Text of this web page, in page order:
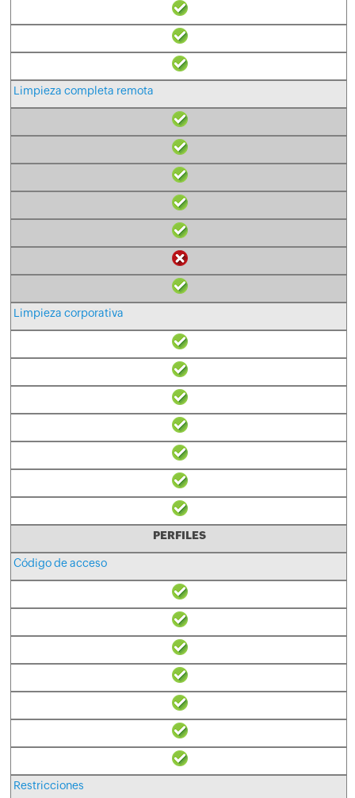
Limpieza completa remota
Limpieza corporativa
PERFILES
Código de acceso
Restricciones